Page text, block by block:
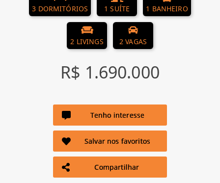
3 DORMITÓRIOS 1 SUÍTE 1 BANHEIRO
2 LIVINGS 2 VAGAS
R$ 1.690.000
Tenho interesse
Salvar nos favoritos
Compartilhar